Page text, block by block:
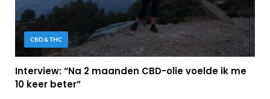
CBD & THC
Interview: “Na 2 maanden CBD-olie voelde ik me
10 keer beter”